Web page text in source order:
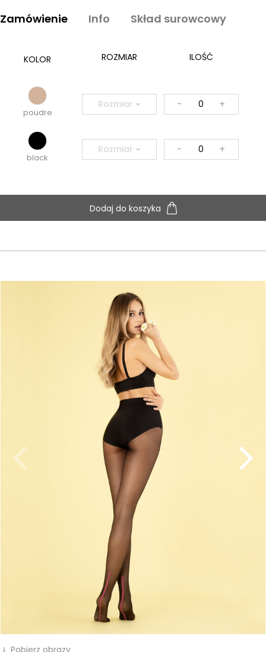
Zamówienie Info Skład surowcowy
KOLOR ROZMIAR ILOŚĆ
poudre
Rozmiar - +
black
Rozmiar - +
Dodaj do koszyka
vertical_align_bottom Pobierz obrazy